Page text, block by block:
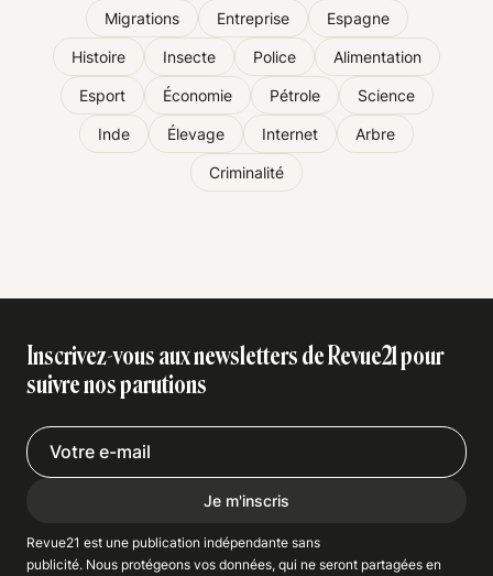
Migrations Entreprise Espagne
Histoire Insecte Police Alimentation
Esport Économie Pétrole Science
Inde Élevage Internet Arbre
Criminalité
Inscrivez-vous aux newsletters de Revue21 pour
suivre nos parutions
Je m'inscris
Revue21 est une publication indépendante sans
publicité. Nous protégeons vos données, qui ne seront partagées en